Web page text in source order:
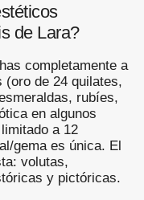
de Lara?
completamente a
(oro de 24 quilates,
rubíes,
en algunos
a 12
gema es única. El
volutas,
y pictóricas.